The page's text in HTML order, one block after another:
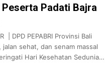
Peserta Padati Bajra
| DPD PEPABRI Provinsi Bali
sehat, dan senam massal
Hari Kesehatan Sedunia…